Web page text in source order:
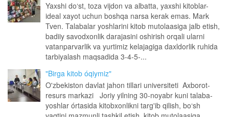
Yaxshi do‘st, toza vijdon va albatta, yaxshi kitoblar-
ideal xayot uchun boshqa narsa kerak emas. Mark
Tven. Talabalar yoshlarini kitob mutolaasiga jalb etish,
badiiy savodxonlik darajasini oshirish orqali ularni
vatanparvarlik va yurtimiz kelajagiga daxldorlik ruhida
tarbiyalash maqsadida 3-4-5-...
"Birga kitob óqiymiz"
O'zbekiston davlat jahon tillari universiteti Axborot-
resurs markazi Joriy yilning 30-noyabr kuni talaba-
yoshlar órtasida kitobxonlikni targ'ib qilish, bo‘sh